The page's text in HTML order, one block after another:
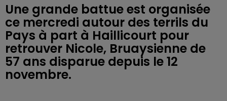
Une grande battue est organisée
ce mercredi autour des terrils du
Pays à part à Haillicourt pour
retrouver Nicole, Bruaysienne de
57 ans disparue depuis le 12
novembre.